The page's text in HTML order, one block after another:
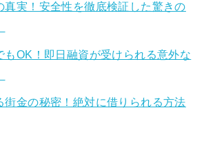
真実！安全性を徹底検証した驚きの
もOK！即日融資が受けられる意外な
街金の秘密！絶対に借りられる方法